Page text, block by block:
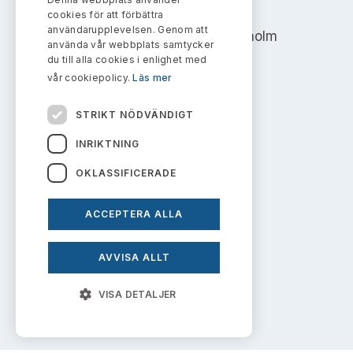
Ledamöter
Huvudmän
Publikationer och anföranden
Sök uttalanden
Avgifter
Prenumerera
Kontakt administrativa ärenden
AKTIEMARKNADSNÄMNDEN
Address: Box 7354, 103 90 Stockholm
info@aktiemarknadsnamnden.se
Om innehållet
Om webbplatsen
Personuppgiftspolicy
Prenumerera på uttalanden
cookies för att förbättra
användarupplevelsen. Genom att
använda vår webbplats samtycker
du till alla cookies i enlighet med
vår cookiepolicy.Läs mer
STRIKT NÖDVÄNDIGT
INRIKTNING
OKLASSIFICERADE
ACCEPTERA ALLA
AVVISA ALLT
VISA DETALJER